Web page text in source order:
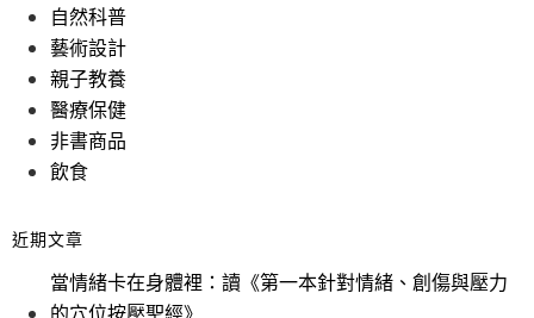
自然科普
藝術設計
親子教養
醫療保健
非書商品
飲食
近期文章
當情緒卡在身體裡：讀《第一本針對情緒、創傷與壓力
的穴位按壓聖經》